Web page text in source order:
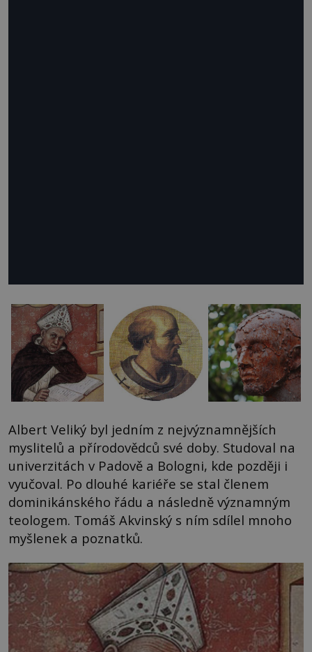
Albert Veliký byl jedním z nejvýznamnějších
myslitelů a přírodovědců své doby. Studoval na
univerzitách v Padově a Bologni, kde později i
vyučoval. Po dlouhé kariéře se stal členem
dominikánského řádu a následně významným
teologem. Tomáš Akvinský s ním sdílel mnoho
myšlenek a poznatků.